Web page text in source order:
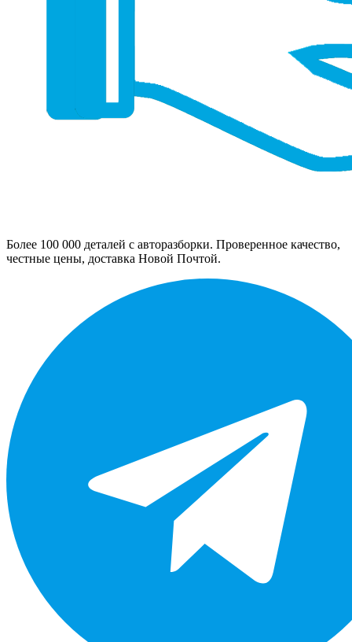
Более 100 000 деталей с авторазборки. Проверенное качество,
честные цены, доставка Новой Почтой.